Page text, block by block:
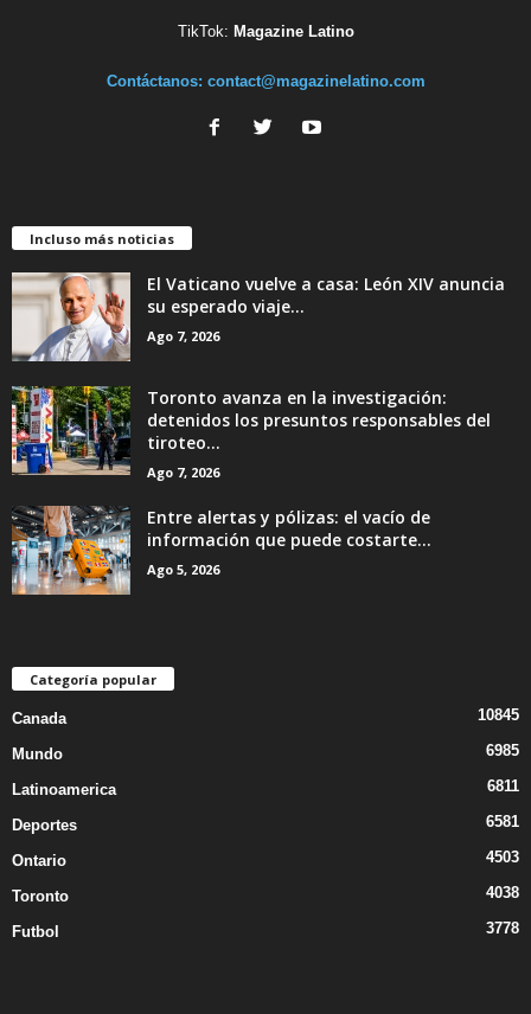
TikTok: Magazine Latino
Contáctanos: contact@magazinelatino.com
Incluso más noticias
El Vaticano vuelve a casa: León XIV anuncia
su esperado viaje...
Ago 7, 2026
Toronto avanza en la investigación:
detenidos los presuntos responsables del
tiroteo...
Ago 7, 2026
Entre alertas y pólizas: el vacío de
información que puede costarte...
Ago 5, 2026
Categoría popular
Canada 10845
Mundo 6985
Latinoamerica 6811
Deportes 6581
Ontario 4503
Toronto 4038
Futbol 3778